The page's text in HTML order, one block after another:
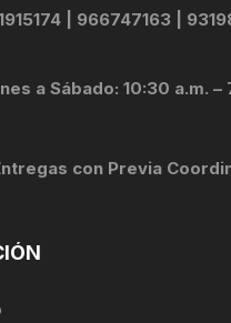
| 966747163 |
a Sábado: 10:30 a.m. –
con Previa